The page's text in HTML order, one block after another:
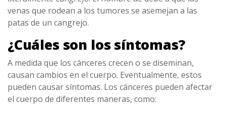
venas que rodean a los tumores se asemejan a las
patas de un cangrejo.
¿Cuáles son los síntomas?
A medida que los cánceres crecen o se diseminan,
causan cambios en el cuerpo. Eventualmente, estos
pueden causar síntomas. Los cánceres pueden afectar
el cuerpo de diferentes maneras, como: